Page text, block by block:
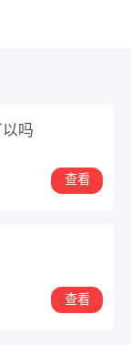
吗
查看
查看